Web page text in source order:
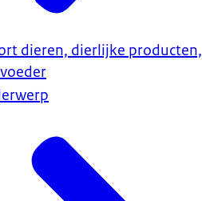
dieren, dierlijke producten,